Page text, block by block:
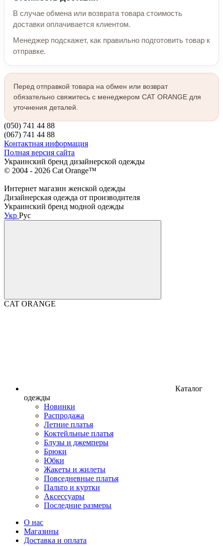
В случае обмена или возврата товара стоимость
доставки оплачивается клиентом.
Менеджер подскажет, как правильно подготовить товар к
отправке.
Перед отправкой товара на обмен или возврат
обязательно свяжитесь с менеджером CAT ORANGE для
уточнения деталей.
(050) 741 44 88
(067) 741 44 88
Контактная информация
Полная версия сайта
Украинский бренд дизайнерской одежды
© 2004 - 2026 Cat Orange™
Интернет магазин женской одежды
Дизайнерская одежда от производителя
Украинский бренд модной одежды
Укр Рус
CAT ORANGE
Каталог
одежды
Новинки
Распродажа
Летние платья
Коктейльные платья
Блузы и джемперы
Брюки
Юбки
Жакеты и жилеты
Повседневные платья
Пальто и куртки
Аксессуары
Последние размеры
О нас
Магазины
Доставка и оплата